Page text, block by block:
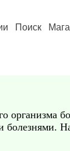
Поиск
организма